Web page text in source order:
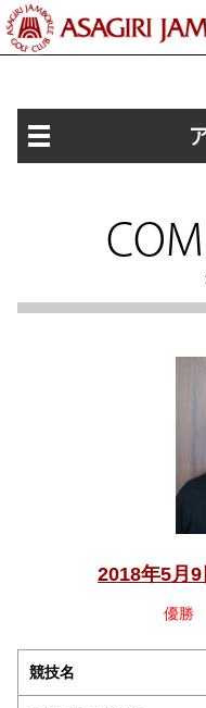
2018年5月
優勝
競技名